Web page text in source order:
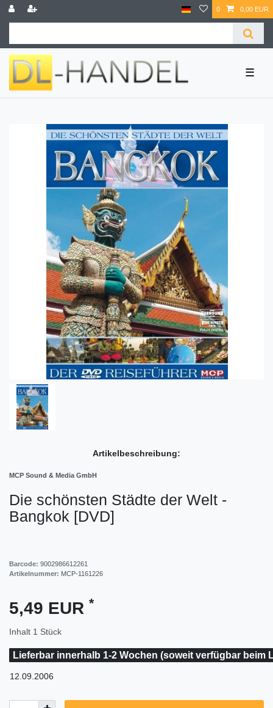
0 0,00 EUR
☰
Artikelbeschreibung:
MCP Sound & Media GmbH
Die schönsten Städte der Welt -
Bangkok [DVD]
Barcode: 9002986612261
Artikelnummer: MCP-1161226
5,49 EUR *
Inhalt 1 Stück
Lieferbar innerhalb 1-2 Wochen (soweit verfügbar beim
12.09.2006